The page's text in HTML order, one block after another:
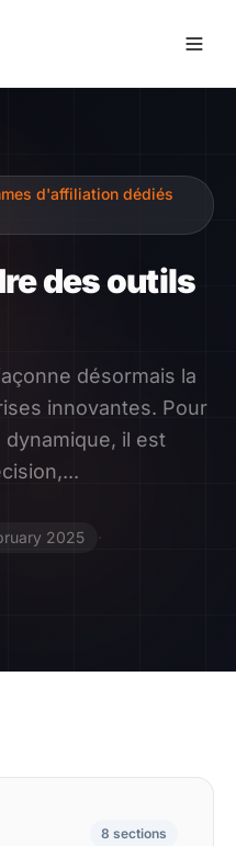
Contact
d'affiliation dédiés
des outils
désormais la
innovantes. Pour
dynamique, il est
2025
·
8 sections